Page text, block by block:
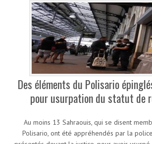
Des éléments du Polisario
pour usurpation du statut de
Au moins 13 Sahraouis, qui se disent
Polisario, ont été appréhendés par la